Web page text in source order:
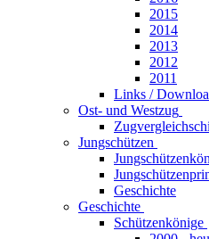
2015
2014
2013
2012
2011
Links /
Ost- und Westzug
Jungschützen
Geschichte
Geschichte
Schützenkönige